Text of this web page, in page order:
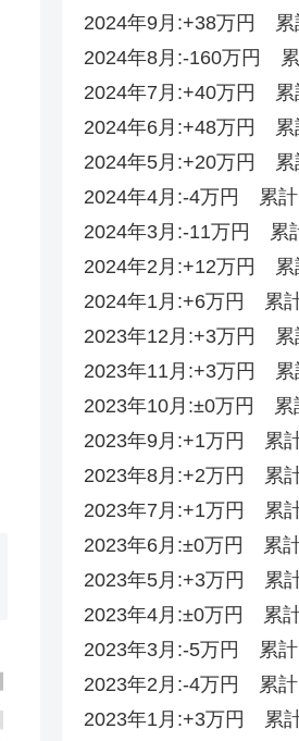
2024年9月:+38万円 累
2024年8月:-160万円
2024年7月:+40万円 累
2024年6月:+48万円 累
2024年5月:+20万円 累
2024年4月:-4万円 累計
2024年3月:-11万円 累
2024年2月:+12万円 累
2024年1月:+6万円 累
2023年12月:+3万円 累
2023年11月:+3万円 累
2023年10月:±0万円 累
2023年9月:+1万円 累
2023年8月:+2万円 累
2023年7月:+1万円 累
2023年6月:±0万円 累
2023年5月:+3万円 累
2023年4月:±0万円 累
2023年3月:-5万円 累計
2023年2月:-4万円 累計
2023年1月:+3万円 累